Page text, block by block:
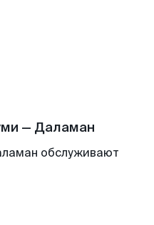
— Даламан
обслуживают